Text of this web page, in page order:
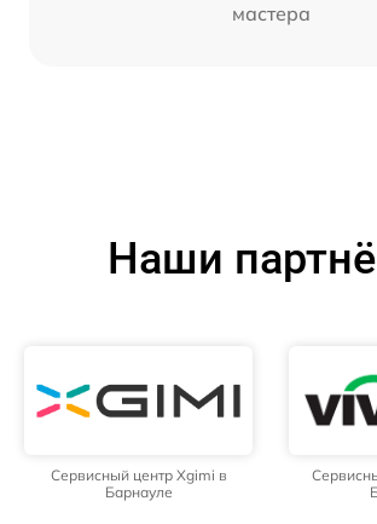
мастера
Наши
Сервисный центр Xgimi в
Барнауле